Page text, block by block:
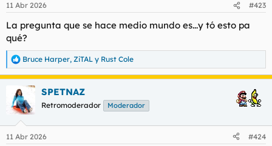
11 Abr 2026 #423
La pregunta que se hace medio mundo es...y tó esto pa
qué?
R
e
a
c
i
e
Bruce Harper, ZiTAL y Rust Cole
SPETNAZ
Retromoderador Moderador
11 Abr 2026 #424